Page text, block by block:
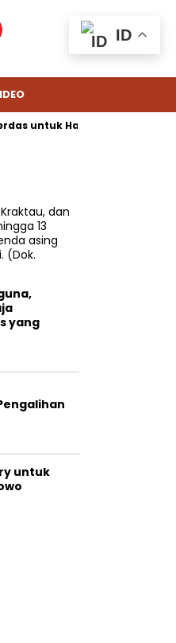
Hadapi Tantangan Harian
yang
untuk
ID